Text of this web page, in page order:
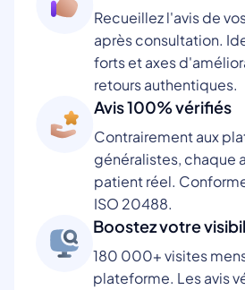
Recueillez l'avis de
après consultation.
forts et axes
retours authentiques.
Avis 100% vérifiés
Contrairement aux
généralistes, chaque
patient réel.
ISO 20488.
Boostez votre
180 000+ visites
plateforme. Les avis